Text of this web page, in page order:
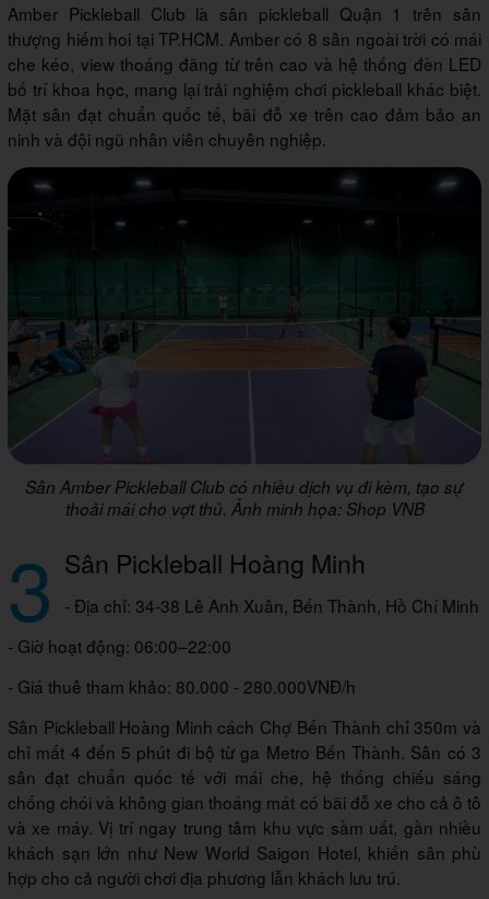
Amber Pickleball Club là sân pickleball Quận 1 trên sân
thượng hiếm hoi tại TP.HCM. Amber có 8 sân ngoài trời có mái
che kéo, view thoáng đãng từ trên cao và hệ thống đèn LED
bố trí khoa học, mang lại trải nghiệm chơi pickleball khác biệt.
Mặt sân đạt chuẩn quốc tế, bãi đỗ xe trên cao đảm bảo an
ninh và đội ngũ nhân viên chuyên nghiệp.
Sân Amber Pickleball Club có nhiều dịch vụ đi kèm, tạo sự
thoải mái cho vợt thủ. Ảnh minh họa: Shop VNB
3 Sân Pickleball Hoàng Minh
- Địa chỉ: 34-38 Lê Anh Xuân, Bến Thành, Hồ Chí Minh
- Giờ hoạt động: 06:00–22:00
- Giá thuê tham khảo: 80.000 - 280.000VNĐ/h
Sân Pickleball Hoàng Minh cách Chợ Bến Thành chỉ 350m và
chỉ mất 4 đến 5 phút đi bộ từ ga Metro Bến Thành. Sân có 3
sân đạt chuẩn quốc tế với mái che, hệ thống chiếu sáng
chống chói và không gian thoáng mát có bãi đỗ xe cho cả ô tô
và xe máy. Vị trí ngay trung tâm khu vực sầm uất, gần nhiều
khách sạn lớn như New World Saigon Hotel, khiến sân phù
hợp cho cả người chơi địa phương lẫn khách lưu trú.